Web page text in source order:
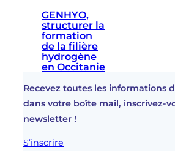
GENHYO,
structurer la
formation
de la filière
hydrogène
en Occitanie
Recevez toutes les informations
dans votre boîte mail, inscrivez-
newsletter !
S’inscrire